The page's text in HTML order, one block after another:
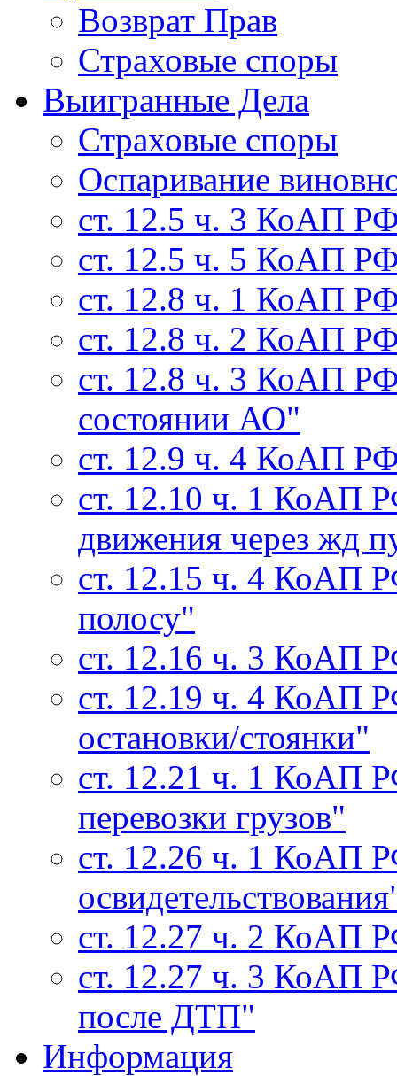
Возврат Прав
Страховые споры
Выигранные Дела
Страховые споры
Оспаривание
ст. 12.5 ч. 3 КоАП
ст. 12.5 ч. 5 КоАП
ст. 12.8 ч. 1 КоАП
ст. 12.8 ч. 2 КоАП
ст. 12.8 ч. 3 КоАП РФ
состоянии АО"
ст. 12.9 ч. 4 КоАП
ст. 12.10 ч. 1 КоАП
движения через жд
ст. 12.15 ч. 4 КоАП
полосу"
ст. 12.16 ч. 3 КоАП
ст. 12.19 ч. 4 КоАП
остановки/стоянки"
ст. 12.21 ч. 1 КоАП
перевозки грузов"
ст. 12.26 ч. 1 КоАП
ст. 12.27 ч. 2 КоАП
ст. 12.27 ч. 3 КоАП
после ДТП"
Информация